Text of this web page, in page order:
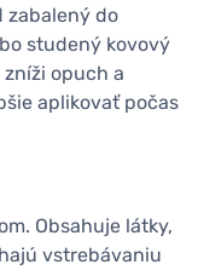
zabalený do
studený kovový
opuch a
aplikovať počas
Obsahuje látky,
vstrebávaniu